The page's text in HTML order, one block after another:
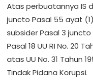
Atas perbuatannya IS
juncto Pasal 55 ayat (1)
subsider Pasal 3 juncto
Pasal 18 UU RI No. 20
atas UU No. 31 Tahun
Tindak Pidana Korupsi.